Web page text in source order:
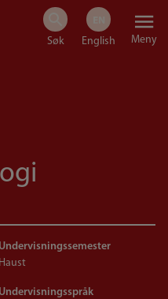
Meny
Undervisningssemester
Haust
Undervisningsspråk